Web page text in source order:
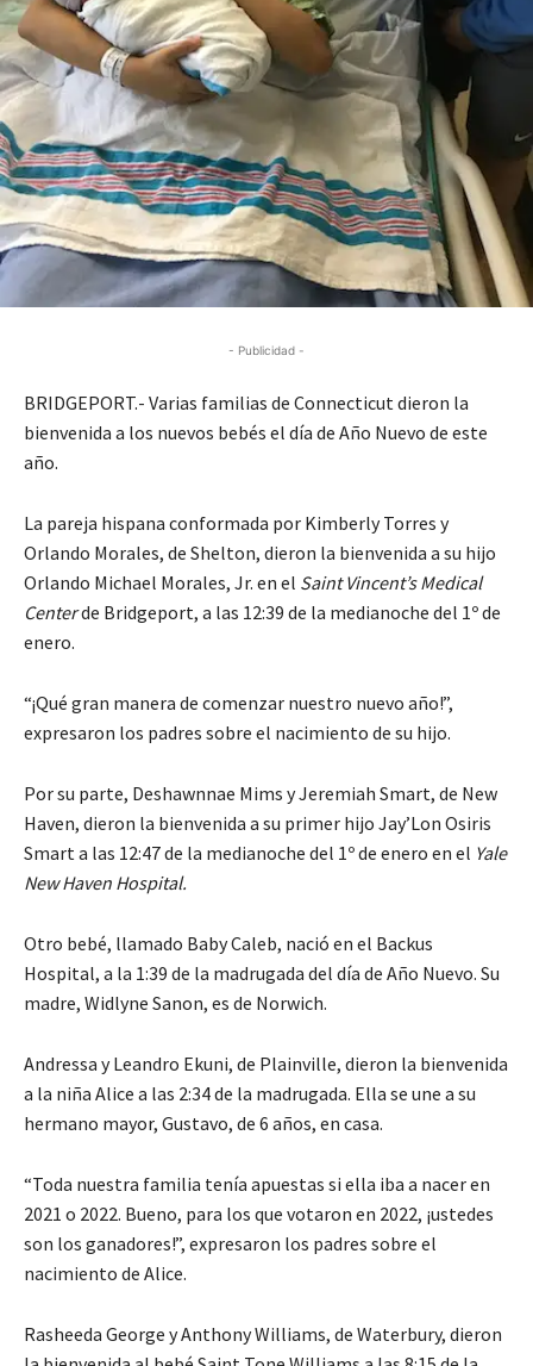
- Publicidad -
BRIDGEPORT.- Varias familias de Connecticut dieron la
bienvenida a los nuevos bebés el día de Año Nuevo de este
año.
La pareja hispana conformada por Kimberly Torres y
Orlando Morales, de Shelton, dieron la bienvenida a su hijo
Orlando Michael Morales, Jr. en el Saint Vincent’s Medical
Centerde Bridgeport, a las 12:39 de la medianoche del 1º de
enero.
“¡Qué gran manera de comenzar nuestro nuevo año!”,
expresaron los padres sobre el nacimiento de su hijo.
Por su parte, Deshawnnae Mims y Jeremiah Smart, de New
Haven, dieron la bienvenida a su primer hijo Jay’Lon Osiris
Smart a las 12:47 de la medianoche del 1º de enero en el Yale
New Haven Hospital.
Otro bebé, llamado Baby Caleb, nació en el Backus
Hospital, a la 1:39 de la madrugada del día de Año Nuevo. Su
madre, Widlyne Sanon, es de Norwich.
Andressa y Leandro Ekuni, de Plainville, dieron la bienvenida
a la niña Alice a las 2:34 de la madrugada. Ella se une a su
hermano mayor, Gustavo, de 6 años, en casa.
“Toda nuestra familia tenía apuestas si ella iba a nacer en
2021 o 2022. Bueno, para los que votaron en 2022, ¡ustedes
son los ganadores!”, expresaron los padres sobre el
nacimiento de Alice.
Rasheeda George y Anthony Williams, de Waterbury, dieron